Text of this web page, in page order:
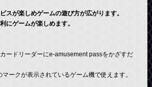
スが楽しめゲームの遊び方が広がります。
にゲームが楽しめます。
ードリーダーにe-amusement passをかざすだ
ークが表示されているゲーム機で使えます。